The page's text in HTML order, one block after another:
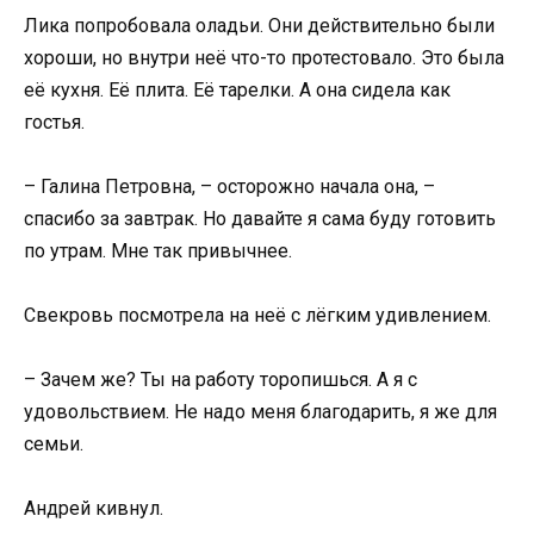
Лика попробовала оладьи. Они действительно были
хороши, но внутри неё что-то протестовало. Это была
её кухня. Её плита. Её тарелки. А она сидела как
гостья.
– Галина Петровна, – осторожно начала она, –
спасибо за завтрак. Но давайте я сама буду готовить
по утрам. Мне так привычнее.
Свекровь посмотрела на неё с лёгким удивлением.
– Зачем же? Ты на работу торопишься. А я с
удовольствием. Не надо меня благодарить, я же для
семьи.
Андрей кивнул.